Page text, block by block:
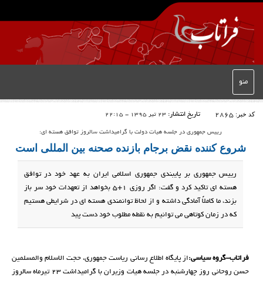
منو
کد خبر: 2865 تاریخ انتشار: 23 تیر 1395 - 22:15
رییس جمهوری در جلسه هیات دولت با گرامیداشت سالروز توافق هسته ای:
شروع کننده نقض برجام بازنده صحنه بین المللی است
رییس جمهوری بر پایبندی جمهوری اسلامی ایران به عهد خود در توافق
هسته ای تاکید کرد و گفت: اگر روزی 1+5 بخواهد از تعهدات خود سر باز
بزند، ما کاملاً آمادگی داشته و از لحاظ توانمندی هسته ای در شرایطی هستیم
که در زمان کوتاهی می توانیم به نقطه مطلوب خود دست پید
فراتاب-گروه سیاسی:از پایگاه اطلاع رسانی ریاست جمهوری، حجت الاسلام والمسلمین
حسن روحانی روز چهارشنبه در جلسه هیات وزیران با گرامیداشت 23 تیرماه سالروز